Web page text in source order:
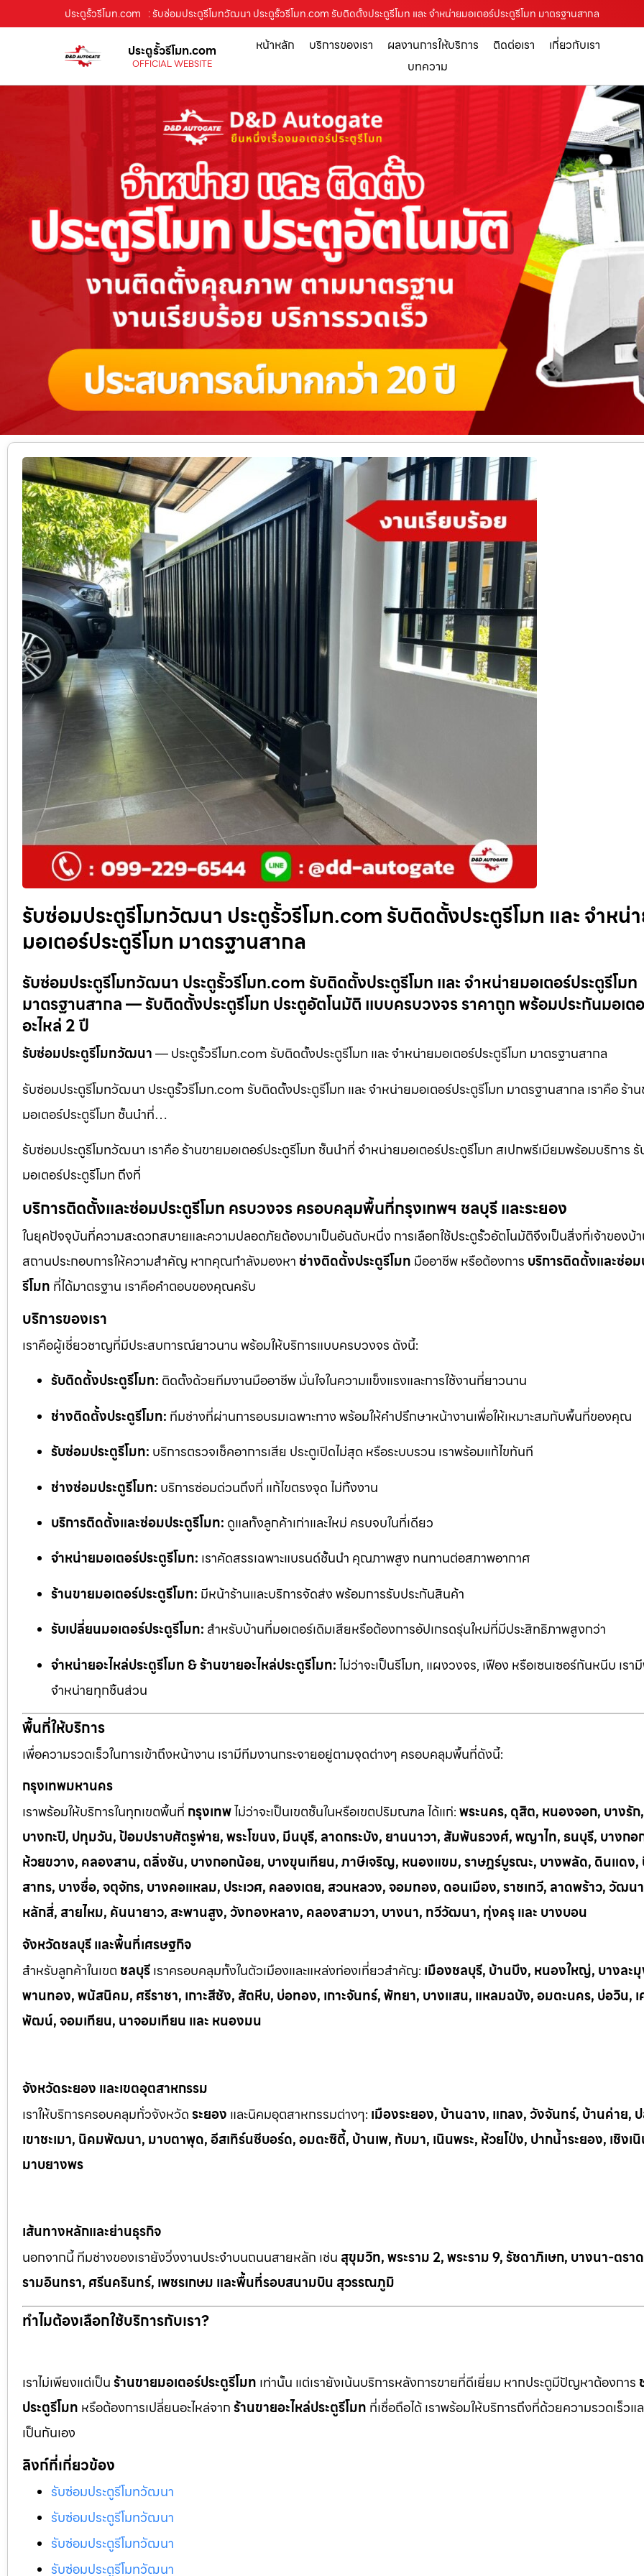
ประตูรั้วรีโมท.com : รับซ่อมประตูรีโมทวัฒนา ประตูรั้วรีโมท.com รับติดตั้งประตูรีโมท และ จำหน่ายมอเตอร์ประตูรีโมท มาตรฐานสากล
ประตูรั้วรีโมท.com
OFFICIAL WEBSITE
หน้าหลัก บริการของเรา ผลงานการให้บริการ ติดต่อเรา
เกี่ยวกับเรา
บทความ
รับซ่อมประตูรีโมทวัฒนา ประตูรั้วรีโมท.com รับติดตั้งประตูรีโมท และ จำหน่
มอเตอร์ประตูรีโมท มาตรฐานสากล
รับซ่อมประตูรีโมทวัฒนา ประตูรั้วรีโมท.com รับติดตั้งประตูรีโมท และ จำหน่ายมอเตอร์ประตูรีโมท
มาตรฐานสากล — รับติดตั้งประตูรีโมท ประตูอัตโนมัติ แบบครบวงจร ราคาถูก พร้อมประกันมอเต
อะไหล่ 2 ปี
รับซ่อมประตูรีโมทวัฒนา— ประตูรั้วรีโมท.com รับติดตั้งประตูรีโมท และ จำหน่ายมอเตอร์ประตูรีโมท มาตรฐานสากล
รับซ่อมประตูรีโมทวัฒนา ประตูรั้วรีโมท.com รับติดตั้งประตูรีโมท และ จำหน่ายมอเตอร์ประตูรีโมท มาตรฐานสากล เราคือ ร้า
มอเตอร์ประตูรีโมท ชั้นนำที่…
รับซ่อมประตูรีโมทวัฒนา เราคือ ร้านขายมอเตอร์ประตูรีโมท ชั้นนำที่ จำหน่ายมอเตอร์ประตูรีโมท สเปกพรีเมียมพร้อมบริการ
มอเตอร์ประตูรีโมท ถึงที่
บริการติดตั้งและซ่อมประตูรีโมท ครบวงจร ครอบคลุมพื้นที่กรุงเทพฯ ชลบุรี และระยอง
ในยุคปัจจุบันที่ความสะดวกสบายและความปลอดภัยต้องมาเป็นอันดับหนึ่ง การเลือกใช้ประตูรั้วอัตโนมัติจึงเป็นสิ่งที่เจ้าของบ้า
สถานประกอบการให้ความสำคัญ หากคุณกำลังมองหา ช่างติดตั้งประตูรีโมท มืออาชีพ หรือต้องการ บริการติดตั้งและซ่อม
รีโมท ที่ได้มาตรฐาน เราคือคำตอบของคุณครับ
บริการของเรา
เราคือผู้เชี่ยวชาญที่มีประสบการณ์ยาวนาน พร้อมให้บริการแบบครบวงจร ดังนี้:
รับติดตั้งประตูรีโมท: ติดตั้งด้วยทีมงานมืออาชีพ มั่นใจในความแข็งแรงและการใช้งานที่ยาวนาน
ช่างติดตั้งประตูรีโมท: ทีมช่างที่ผ่านการอบรมเฉพาะทาง พร้อมให้คำปรึกษาหน้างานเพื่อให้เหมาะสมกับพื้นที่ของคุณ
รับซ่อมประตูรีโมท: บริการตรวจเช็คอาการเสีย ประตูเปิดไม่สุด หรือระบบรวน เราพร้อมแก้ไขทันที
ช่างซ่อมประตูรีโมท: บริการซ่อมด่วนถึงที่ แก้ไขตรงจุด ไม่ทิ้งงาน
บริการติดตั้งและซ่อมประตูรีโมท: ดูแลทั้งลูกค้าเก่าและใหม่ ครบจบในที่เดียว
จำหน่ายมอเตอร์ประตูรีโมท: เราคัดสรรเฉพาะแบรนด์ชั้นนำ คุณภาพสูง ทนทานต่อสภาพอากาศ
ร้านขายมอเตอร์ประตูรีโมท: มีหน้าร้านและบริการจัดส่ง พร้อมการรับประกันสินค้า
รับเปลี่ยนมอเตอร์ประตูรีโมท: สำหรับบ้านที่มอเตอร์เดิมเสียหรือต้องการอัปเกรดรุ่นใหม่ที่มีประสิทธิภาพสูงกว่า
จำหน่ายอะไหล่ประตูรีโมท & ร้านขายอะไหล่ประตูรีโมท:ไม่ว่าจะเป็นรีโมท, แผงวงจร, เฟือง หรือเซนเซอร์กันหนีบ เรา
จำหน่ายทุกชิ้นส่วน
พื้นที่ให้บริการ
เพื่อความรวดเร็วในการเข้าถึงหน้างาน เรามีทีมงานกระจายอยู่ตามจุดต่างๆ ครอบคลุมพื้นที่ดังนี้:
กรุงเทพมหานคร
เราพร้อมให้บริการในทุกเขตพื้นที่ กรุงเทพไม่ว่าจะเป็นเขตชั้นในหรือเขตปริมณฑล ได้แก่:พระนคร, ดุสิต, หนองจอก, บางรัก
บางกะปิ, ปทุมวัน, ป้อมปราบศัตรูพ่าย, พระโขนง, มีนบุรี, ลาดกระบัง, ยานนาวา, สัมพันธวงศ์, พญาไท, ธนบุรี, บางก
ห้วยขวาง, คลองสาน, ตลิ่งชัน, บางกอกน้อย, บางขุนเทียน, ภาษีเจริญ, หนองแขม, ราษฎร์บูรณะ, บางพลัด, ดินแดง,
สาทร, บางซื่อ, จตุจักร, บางคอแหลม, ประเวศ, คลองเตย, สวนหลวง, จอมทอง, ดอนเมือง, ราชเทวี, ลาดพร้าว, วัฒน
หลักสี่, สายไหม, คันนายาว, สะพานสูง, วังทองหลาง, คลองสามวา, บางนา, ทวีวัฒนา, ทุ่งครุ และ บางบอน
จังหวัดชลบุรี และพื้นที่เศรษฐกิจ
สำหรับลูกค้าในเขต ชลบุรีเราครอบคลุมทั้งในตัวเมืองและแหล่งท่องเที่ยวสำคัญ: เมืองชลบุรี, บ้านบึง, หนองใหญ่, บางละ
พานทอง, พนัสนิคม, ศรีราชา, เกาะสีชัง, สัตหีบ, บ่อทอง, เกาะจันทร์, พัทยา, บางแสน, แหลมฉบัง, อมตะนคร, บ่อวิน,
พัฒน์, จอมเทียน, นาจอมเทียน และ หนองมน
จังหวัดระยอง และเขตอุตสาหกรรม
เราให้บริการครอบคลุมทั่วจังหวัดระยอง และนิคมอุตสาหกรรมต่างๆ: เมืองระยอง, บ้านฉาง, แกลง, วังจันทร์, บ้านค่าย,
เขาชะเมา, นิคมพัฒนา, มาบตาพุด, อีสเทิร์นซีบอร์ด, อมตะซิตี้, บ้านเพ, ทับมา, เนินพระ, หวยโป่ง, ปากน้ำระยอง, เชิงเ
มาบยางพร
เส้นทางหลักและย่านธุรกิจ
นอกจากนี้ ทีมช่างของเรายังวิ่งงานประจำบนถนนสายหลัก เช่น สุขุมวิท, พระราม 2, พระราม 9, รัชดาภิเษก, บางนา-ตรา
รามอินทรา, ศรีนครินทร์, เพชรเกษม และพื้นที่รอบสนามบิน สุวรรณภูมิ
ทำไมต้องเลือกใช้บริการกับเรา?
เราไม่เพียงแต่เป็นร้านขายมอเตอร์ประตูรีโมท เท่านั้น แต่เรายังเน้นบริการหลังการขายที่ดีเยี่ยม หากประตูมีปัญหาต้องการ
ประตูรีโมท หรือต้องการเปลี่ยนอะไหล่จากร้านขายอะไหล่ประตูรีโมท ที่เชื่อถือได้ เราพร้อมให้บริการถึงที่ด้วยความรวดเร็วแ
เป็นกันเอง
ลิงก์ที่เกี่ยวข้อง
รับซ่อมประตูรีโมทวัฒนา
รับซ่อมประตูรีโมทวัฒนา
รับซ่อมประตูรีโมทวัฒนา
รับซ่อมประตูรีโมทวัฒนา